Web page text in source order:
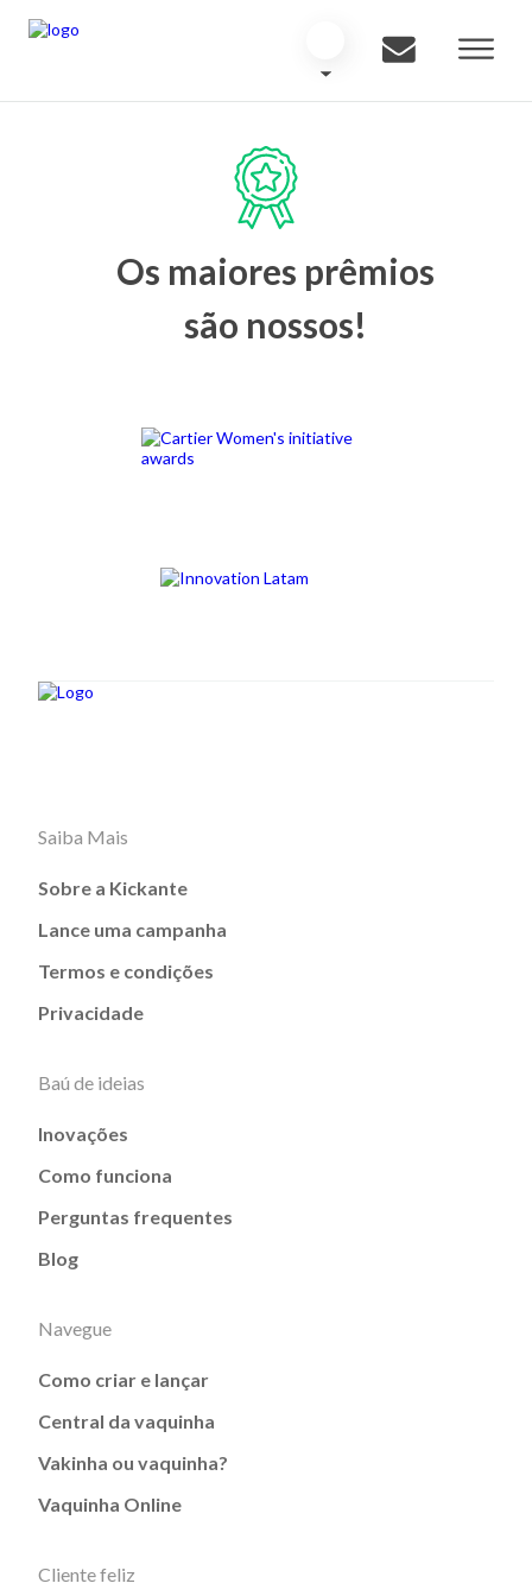
Os maiores prêmios
são nossos!
Saiba Mais
Sobre a Kickante
Lance uma campanha
Termos e condições
Privacidade
Baú de ideias
Inovações
Como funciona
Perguntas frequentes
Blog
Navegue
Como criar e lançar
Central da vaquinha
Vakinha ou vaquinha?
Vaquinha Online
Cliente feliz